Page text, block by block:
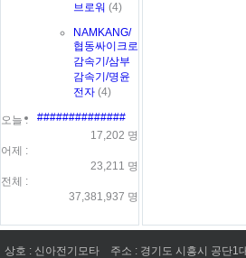
브로워 (4)
NAMKANG/
협동싸이크로
감속기/삼부
감속기/명윤
전자 (4)
##############
오늘 :
17,202 명
어제 :
23,211 명
전체 :
37,381,937 명
상호 : 신아전기모타
주소 : 경기도 시흥시 공단1